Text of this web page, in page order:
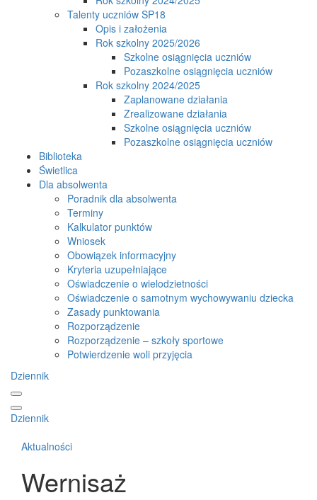
Talenty uczniów SP18
Opis i założenia
Rok szkolny 2025/2026
Szkolne osiągnięcia uczniów
Pozaszkolne osiągnięcia uczniów
Rok szkolny 2024/2025
Zaplanowane działania
Zrealizowane działania
Szkolne osiągnięcia uczniów
Pozaszkolne osiągnięcia uczniów
Biblioteka
Świetlica
Dla absolwenta
Poradnik dla absolwenta
Terminy
Kalkulator punktów
Wniosek
Obowiązek informacyjny
Kryteria uzupełniające
Oświadczenie o wielodzietności
Oświadczenie o samotnym wychowywaniu dziecka
Zasady punktowania
Rozporządzenie
Rozporządzenie – szkoły sportowe
Potwierdzenie woli przyjęcia
Dziennik
Dziennik
Aktualności
Wernisaż